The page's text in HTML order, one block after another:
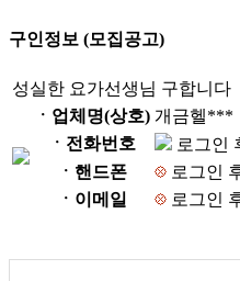
구인정보 (모집공고)
성실한 요가선생님 구합니다
ㆍ업체명(상호) 개금헬***
ㆍ전화번호
로그인
ㆍ핸드폰
로그인
ㆍ이메일
로그인